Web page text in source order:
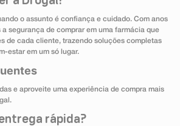
o assunto é confiança e cuidado. Com anos
segurança de comprar em uma farmácia que
de cada cliente, trazendo soluções completas
estar em um só lugar.
e aproveite uma experiência de compra mais
rápida?